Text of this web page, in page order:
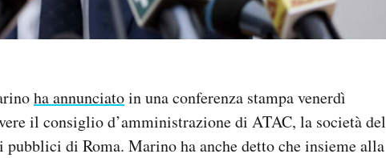
ha annunciatoin una conferenza stampa venerdì
il consiglio d’amministrazione di ATAC, la società del
pubblici di Roma. Marino ha anche detto che insieme alla